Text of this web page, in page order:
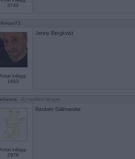
3740
inlägg:
1663
Jenny Bergkvist
- Ej medlem längre
inlägg:
2978
Reuben Sallmander